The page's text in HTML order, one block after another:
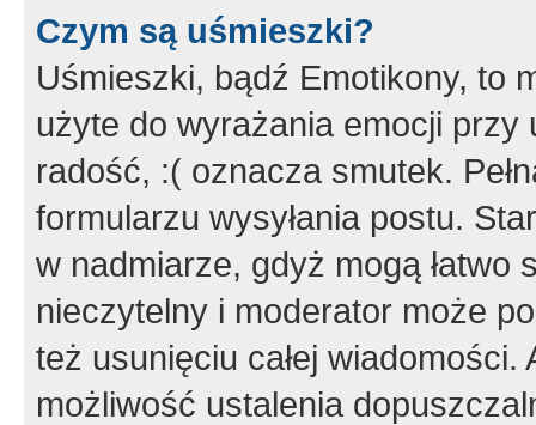
Czym są uśmieszki?
Uśmieszki, bądź Emotikony, to
użyte do wyrażania emocji
radość, :( oznacza smutek.
formularzu wysyłania postu.
w nadmiarze, gdyż mogą
nieczytelny i moderator może
też usunięciu całej
możliwość ustalenia